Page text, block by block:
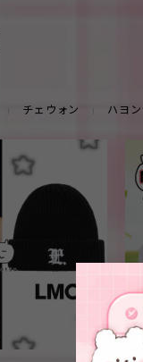
チェウォン ハヨン